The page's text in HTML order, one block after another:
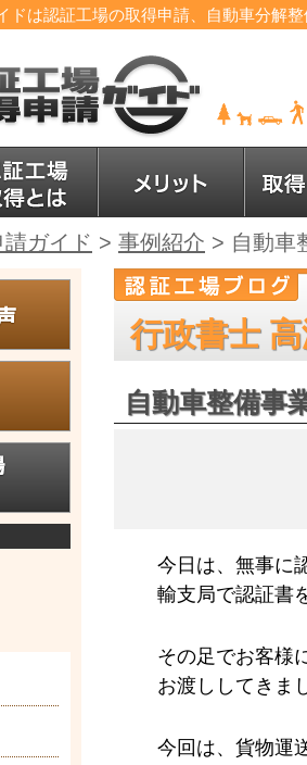
ドは認証工場の取得申請、自動車分解
ガイド > 事例紹介 > 自動車
行政書士
自動車整備事
今日は、無事に
輸支局で認証書
その足でお客様
お渡ししてきま
今回は、貨物運